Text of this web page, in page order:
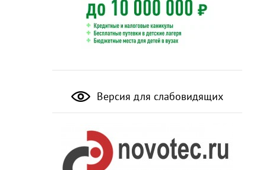
Версия для слабовидящих